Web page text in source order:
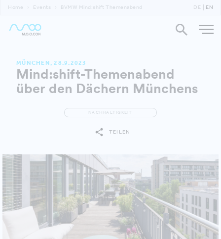
Home Events BVMW Mind:shift Themenabend DE EN
MÜNCHEN, 28.9.2023
Mind:shift-Themenabend
über den Dächern Münchens
NACHHALTIGKEIT
TEILEN